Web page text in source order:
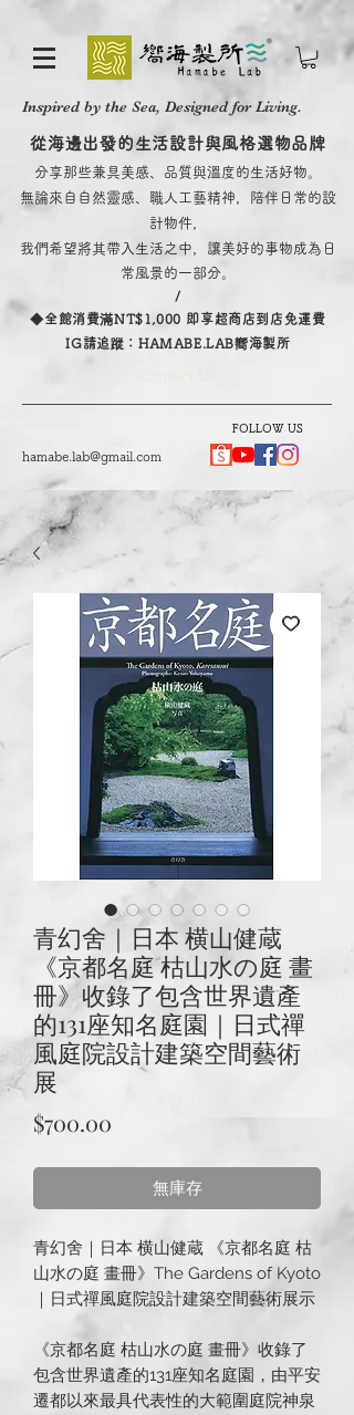
Inspired by the Sea, Designed for Living.
從海邊出發的生活設計與風格選物品牌
分享那些兼具美感、品質與溫度的生活好物。
無論來自自然靈感、職人工藝精神，陪伴日常的設
計物件，
我們希望將其帶入生活之中，讓美好的事物成為日
常風景的一部分。
/
​◆全館消費滿NT$1,000 即享超商店到店免運費
IG請追蹤：HAMABE.LAB嚮海製所
FOLLOW US
hamabe.lab@gmail.com
青幻舍｜日本 横山健蔵
《京都名庭 枯山水の庭 畫
冊》收錄了包含世界遺產
的131座知名庭園｜日式禪
風庭院設計建築空間藝術
展
$700.00
無庫存
青幻舍｜日本 横山健蔵 《京都名庭 枯
山水の庭 畫冊》The Gardens of Kyoto
｜日式禪風庭院設計建築空間藝術展示
《京都名庭 枯山水の庭 畫冊》收錄了
包含世界遺產的131座知名庭園，由平安
遷都以來最具代表性的大範圍庭院神泉